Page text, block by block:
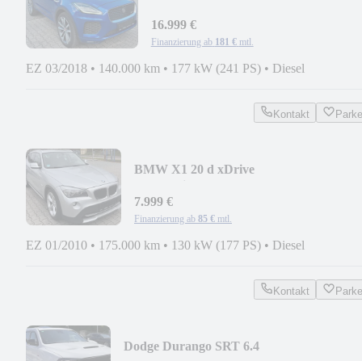
16.999 €
Finanzierung ab 181 € mtl.
EZ 03/2018 • 140.000 km • 177 kW (241 PS) • Diesel
Kontakt
BMW X1 20 d xDrive
7.999 €
Finanzierung ab 85 € mtl.
EZ 01/2010 • 175.000 km • 130 kW (177 PS) • Diesel
Kontakt
Dodge Durango SRT 6.4